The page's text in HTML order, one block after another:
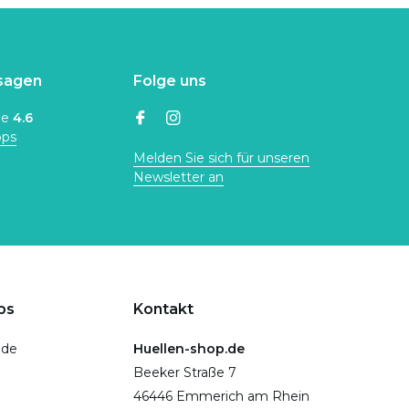
4.6
Folge uns
Melden Sie sich für unseren
Newsletter an
Kontakt
Huellen-shop.de
Beeker Straße 7
46446 Emmerich am Rhein